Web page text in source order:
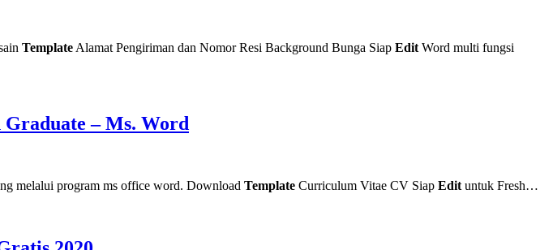
Template Alamat Pengiriman dan Nomor Resi Background Bunga Siap Edit Word multi fungsi
– Ms. Word
melalui program ms office word. Download Template Curriculum Vitae CV Siap Edit untuk Fresh…